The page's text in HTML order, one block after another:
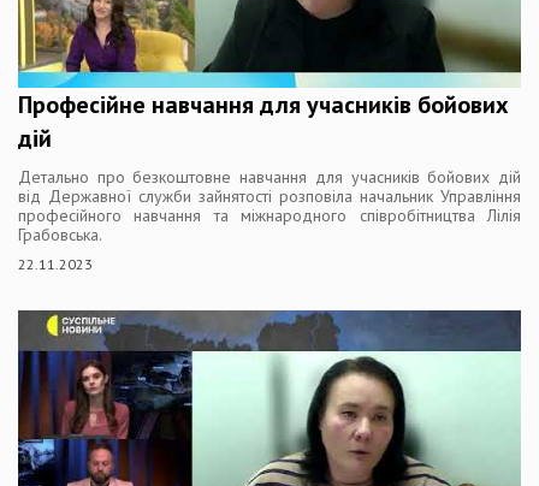
Професійне навчання для учасників бойових
дій
Детально про безкоштовне навчання для учасників бойових дій
від Державної служби зайнятості розповіла начальник Управління
професійного навчання та міжнародного співробітництва Лілія
Грабовська.
22.11.2023